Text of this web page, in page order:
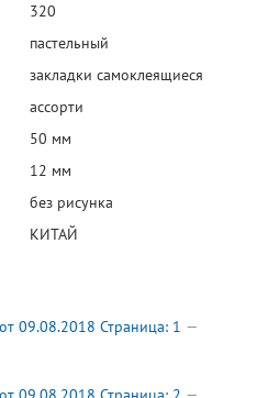
320
пастельный
закладки самоклеящиеся
ассорти
50 мм
12 мм
без рисунка
КИТАЙ
09.08.2018 Страница: 1